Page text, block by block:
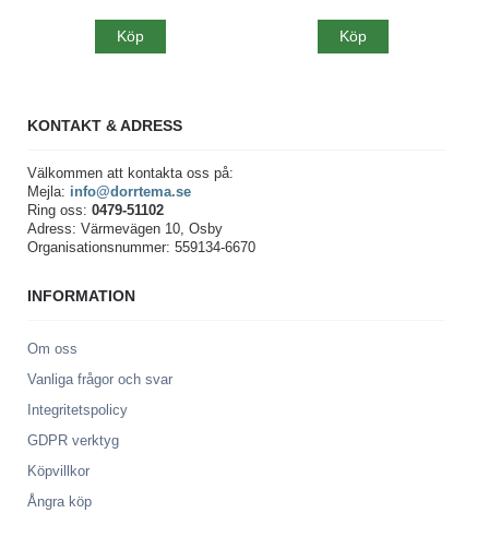
Köp Köp
KONTAKT & ADRESS
Välkommen att kontakta oss på:
Mejla: info@dorrtema.se
Ring oss: 0479-51102
Adress: Värmevägen 10, Osby
Organisationsnummer: 559134-6670
INFORMATION
Om oss
Vanliga frågor och svar
Integritetspolicy
GDPR verktyg
Köpvillkor
Ångra köp